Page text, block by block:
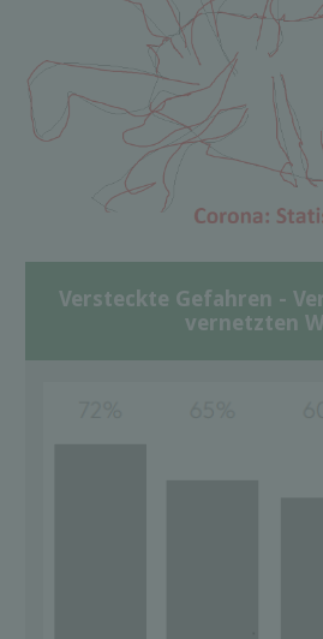
Versteckte Gefahren -
vernetzten